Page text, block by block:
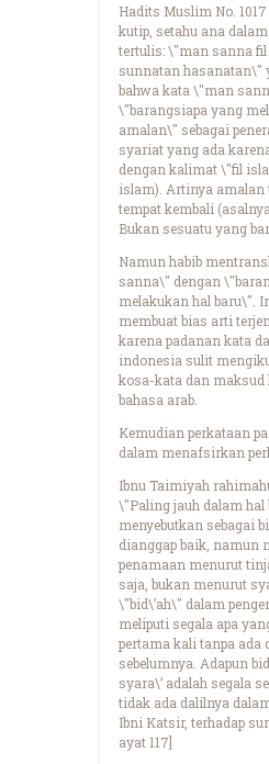
Hadits Muslim No.
kutip, setahu ana
tertulis: \"man sanna
sunnatan hasanatan\"
bahwa kata \"man
\"barangsiapa yang
amalan\" sebagai
syariat yang ada
dengan kalimat \"fil
islam). Artinya amalan
tempat kembali
Bukan sesuatu yang
Namun habib
sanna\" dengan
melakukan hal baru\".
membuat bias arti
karena padanan kata
indonesia sulit
kosa-kata dan
bahasa arab.
Kemudian perkataan
dalam menafsirkan
Ibnu Taimiyah
\"Paling jauh dalam hal
menyebutkan sebagai
dianggap baik, namun
penamaan menurut
saja, bukan menurut
\"bid\’ah\" dalam
meliputi segala apa
pertama kali tanpa ada
sebelumnya. Adapun
syara\’ adalah segala
tidak ada dalilnya
Ibni Katsir, terhadap
ayat 117]